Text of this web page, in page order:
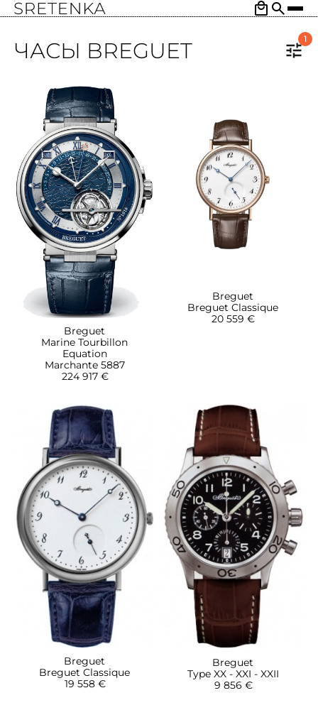
ЧАСЫ BREGUET 1
Breguet
Marine Tourbillon
Equation
Marchante 5887
224 917 €
Breguet
Breguet Classique
20 559 €
Breguet
Breguet Classique
19 558 €
Breguet
Type XX - XXI - XXII
9 856 €